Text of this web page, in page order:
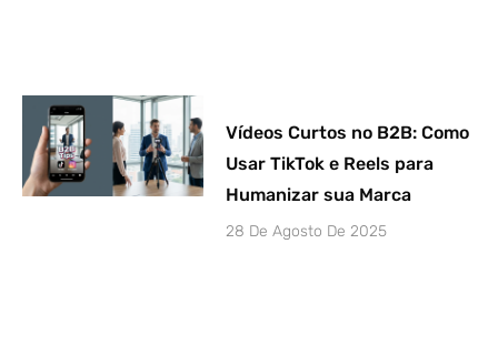
Vídeos Curtos no B2B: Como
Usar TikTok e Reels para
Humanizar sua Marca
28 De Agosto De 2025